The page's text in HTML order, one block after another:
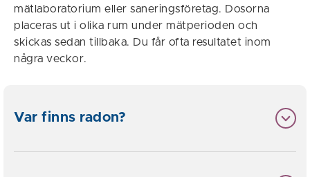
mätlaboratorium eller saneringsföretag. Dosorna
placeras ut i olika rum under mätperioden och
skickas sedan tillbaka. Du får ofta resultatet inom
några veckor.
Var finns radon?